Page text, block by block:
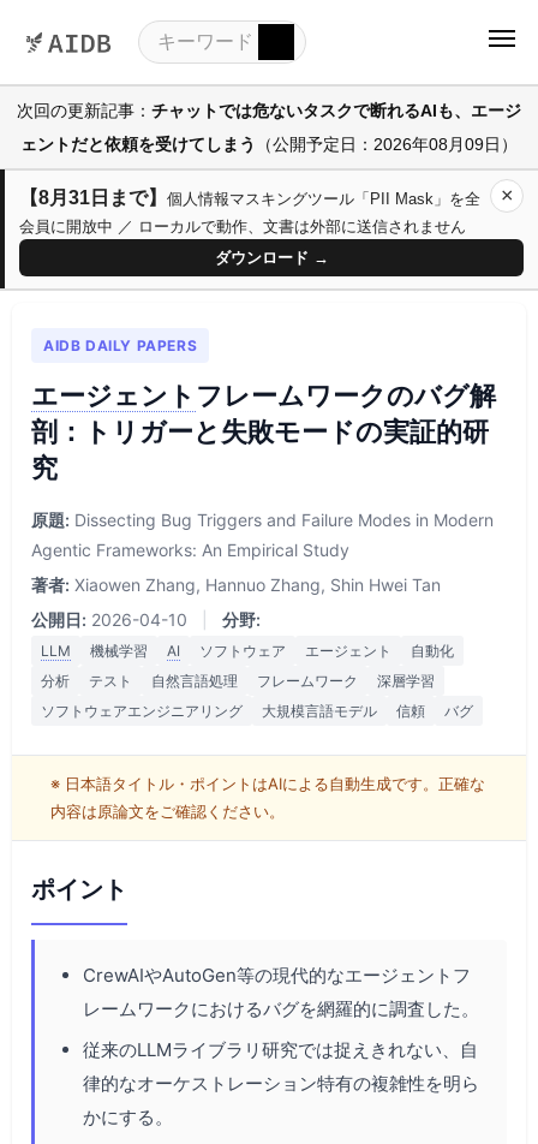
次回の更新記事： チャットでは危ないタスクで断れるAIも、エージ
ェントだと依頼を受けてしまう
（公開予定日：2026年08月09日）
【8月31日まで】 個人情報マスキングツール「PII Mask」を全
会員に開放中 ／ ローカルで動作、文書は外部に送信されません
ダウンロード →
×
AIDB DAILY PAPERS
エージェント フレームワークのバグ解
剖：トリガーと失敗モードの実証的研
究
原題: Dissecting Bug Triggers and Failure Modes in Modern
Agentic Frameworks: An Empirical Study
著者: Xiaowen Zhang, Hannuo Zhang, Shin Hwei Tan
公開日: 2026-04-10 分野:
LLM 機械学習 AI ソフトウェア エージェント
自動化
分析
テスト 自然言語処理 フレームワーク
深層学習
ソフトウェアエンジニアリング
大規模言語モデル 信頼 バグ
※ 日本語タイトル・ポイントはAIによる自動生成です。正確な
内容は原論文をご確認ください。
ポイント
CrewAIやAutoGen等の現代的なエージェントフ
レームワークにおけるバグを網羅的に調査した。
従来のLLMライブラリ研究では捉えきれない、自
律的なオーケストレーション特有の複雑性を明ら
かにする。